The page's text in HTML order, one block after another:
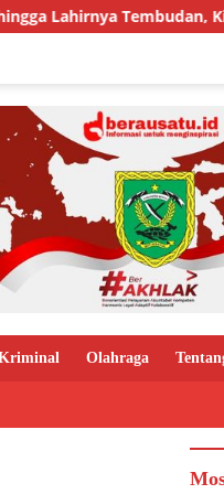
Tembudan, Kisah
Olahraga